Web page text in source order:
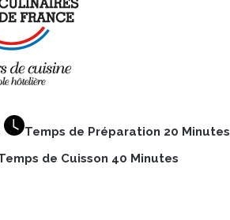
Temps de Préparation 20 Minutes
de Cuisson 40 Minutes